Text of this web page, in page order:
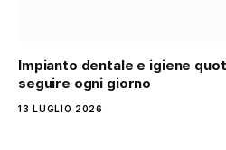
Impianto dentale e igiene
seguire ogni giorno
13 LUGLIO 2026